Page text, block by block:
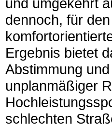
dennoch, für
Ergebnis bietet
Abstimmung
unplanmäßiger
schlechten